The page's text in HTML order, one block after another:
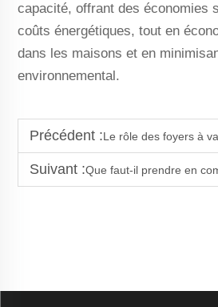
capacité, offrant des économies
coûts énergétiques, tout en
dans les maisons et en
environnemental.
Précédent :Le rôle des foyers à vapeur d'eau
Suivant :Que faut-il prendre en compte lors du choix d'un